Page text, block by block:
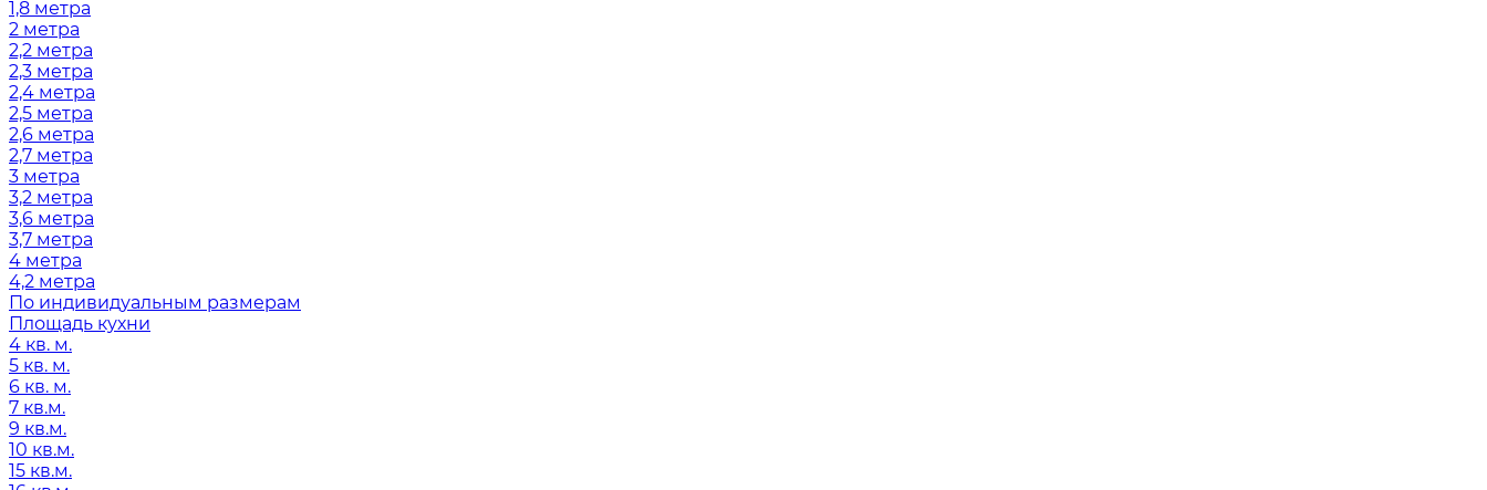
1,8 метра
2 метра
2,2 метра
2,3 метра
2,4 метра
2,5 метра
2,6 метра
2,7 метра
3 метра
3,2 метра
3,6 метра
3,7 метра
4 метра
4,2 метра
По индивидуальным размерам
Площадь кухни
4 кв. м.
5 кв. м.
6 кв. м.
7 кв.м.
9 кв.м.
10 кв.м.
15 кв.м.